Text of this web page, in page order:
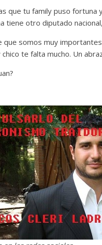
que tu family puso fortuna
otro diputado
que somos muy
te falta mucho. Un